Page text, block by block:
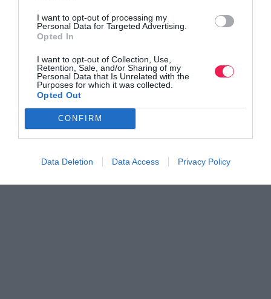
I want to opt-out of processing my
Personal Data for Targeted Advertising.
Opted In
I want to opt-out of Collection, Use,
Retention, Sale, and/or Sharing of my
Personal Data that Is Unrelated with the
Purposes for which it was collected.
Opted Out
CONFIRM
Data Deletion Data Access Privacy Policy